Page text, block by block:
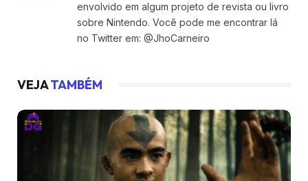
envolvido em algum projeto de revista ou livro
sobre Nintendo. Você pode me encontrar lá
no Twitter em: @JhoCarneiro
VEJATAMBÉM